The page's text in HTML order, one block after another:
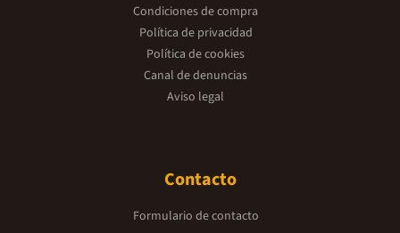
Condiciones de compra
Política de privacidad
Política de cookies
Canal de denuncias
Aviso legal
Contacto
Formulario de contacto